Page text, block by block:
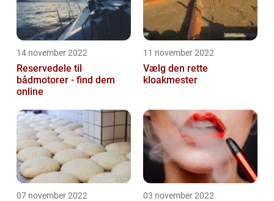
14 november 2022
Reservedele til
bådmotorer - find dem
online
11 november 2022
Vælg den rette
kloakmester
07 november 2022 03 november 2022